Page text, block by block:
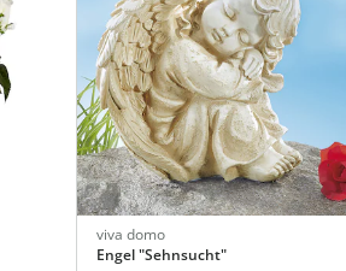
viva domo
Engel "Sehnsucht"